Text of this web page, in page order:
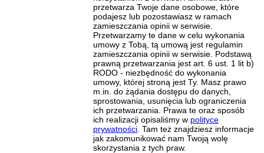
przetwarza Twoje dane osobowe, które
podajesz lub pozostawiasz w ramach
zamieszczania opinii w serwisie.
Przetwarzamy te dane w celu wykonania
umowy z Tobą, tą umową jest regulamin
zamieszczania opinii w serwisie. Podstawą
prawną przetwarzania jest art. 6 ust. 1 lit b)
RODO - niezbędność do wykonania
umowy, której stroną jest Ty. Masz prawo
m.in. do żądania dostępu do danych,
sprostowania, usunięcia lub ograniczenia
ich przetwarzania. Prawa te oraz sposób
ich realizacji opisaliśmy w polityce
prywatności . Tam też znajdziesz informacje
jak zakomunikować nam Twoją wolę
skorzystania z tych praw.